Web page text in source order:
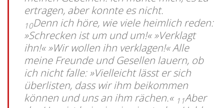
ertragen, aber konnte es nicht.
10Denn ich höre, wie viele heimlich reden:
»Schrecken ist um und um!« »Verklagt
ihn!« »Wir wollen ihn verklagen!« Alle
meine Freunde und Gesellen lauern, ob
ich nicht falle: »Vielleicht lässt er sich
überlisten, dass wir ihm beikommen
können und uns an ihm rächen.« 11Aber